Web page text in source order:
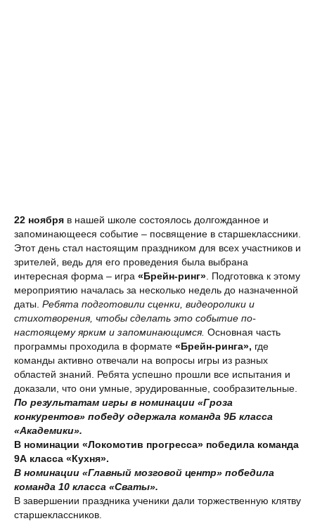
22 ноября в нашей школе состоялось долгожданное и
запоминающееся событие – посвящение в старшеклассники.
Этот день стал настоящим праздником для всех участников и
зрителей, ведь для его проведения была выбрана
интересная форма – игра «Брейн-ринг» . Подготовка к этому
мероприятию началась за несколько недель до назначенной
даты. Ребята подготовили сценки, видеоролики и
стихотворения, чтобы сделать это событие по-
настоящему ярким и запоминающимся. Основная часть
программы проходила в формате «Брейн-ринга», где
команды активно отвечали на вопросы игры из разных
областей знаний. Ребята успешно прошли все испытания и
доказали, что они умные, эрудированные, сообразительные.
По результатам игры в номинации «Гроза
конкурентов» победу одержала команда 9Б класса
«Академики».
В номинации «Локомотив прогресса» победила команда
9А класса «Кухня».
В номинации «Главный мозговой центр» победила
команда 10 класса «Сваты».
В завершении праздника ученики дали торжественную клятву
старшеклассников.